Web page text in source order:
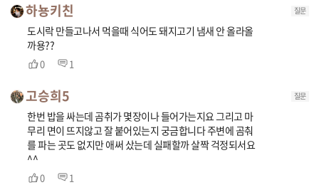
하뇽키친 질문
도시락 만들고나서 먹을때 식어도 돼지고기 냄새 안 올라올
까용??
0 1
고승희5 질문
한번 밥을 싸는데 곰취가 몇장이나 들어가는지요 그리고 마
무리 면이 뜨지않고 잘 붙어있는지 궁금합니다 주변에 곰춰
를 파는 곳도 없지만 애써 샀는데 실패할까 살짝 걱정되서요
^^
0 1